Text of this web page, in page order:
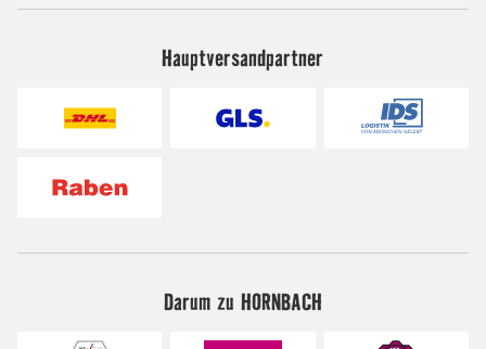
Hauptversandpartner
Darum zu HORNBACH